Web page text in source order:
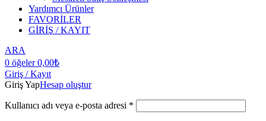
Yardımcı Ürünler
FAVORİLER
GİRİŞ / KAYIT
ARA
0 öğeler 0,00₺
Giriş / Kayıt
Giriş YapHesap oluştur
Kullanıcı adı veya e-posta adresi *